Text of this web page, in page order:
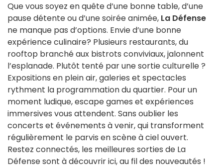
Que vous soyez en quête d’une bonne table, d’une
pause détente ou d’une soirée animée, La Défense
ne manque pas d’options. Envie d’une bonne
expérience culinaire? Plusieurs restaurants, du
rooftop branché aux bistrots conviviaux, jalonnent
l’esplanade. Plutôt tenté par une sortie culturelle ?
Expositions en plein air, galeries et spectacles
rythment la programmation du quartier. Pour un
moment ludique, escape games et expériences
immersives vous attendent. Sans oublier les
concerts et événements à venir, qui transforment
régulièrement le parvis en scène à ciel ouvert.
Restez connectés, les meilleures sorties de La
Défense sont à découvrir ici, au fil des nouveautés !